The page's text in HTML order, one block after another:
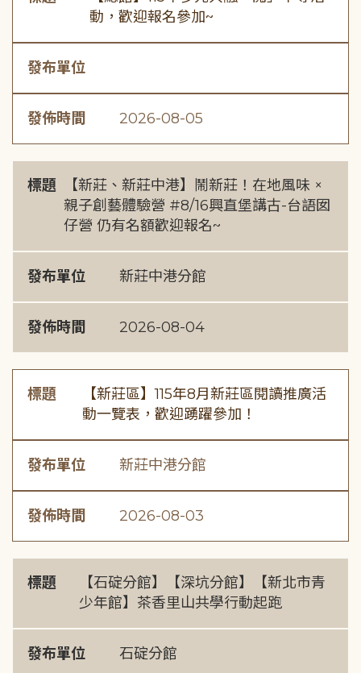
動，歡迎報名參加~
發布單位
發佈時間 2026-08-05
標題
【新莊、新莊中港】鬧新莊！在地風味 ×
親子創藝體驗營 #8/16興直堡講古-台語囡
仔營 仍有名額歡迎報名~
發布單位 新莊中港分館
發佈時間 2026-08-04
標題
【新莊區】115年8月新莊區閱讀推廣活
動一覽表，歡迎踴躍參加！
發布單位 新莊中港分館
發佈時間 2026-08-03
標題
【石碇分館】【深坑分館】【新北市青
少年館】茶香里山共學行動起跑
發布單位 石碇分館